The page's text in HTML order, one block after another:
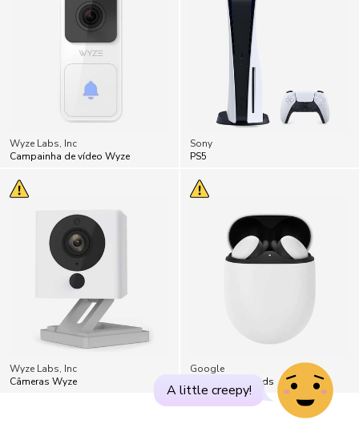
A little creepy!
Wyze Labs, Inc
Campainha de vídeo Wyze
Sony
PS5
Wyze Labs, Inc
Câmeras Wyze
Google
Google Pixel Buds